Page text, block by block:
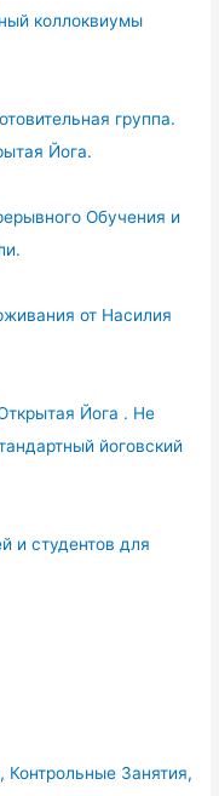
коллоквиумы
группа.
Йога.
Обучения и
от Насилия
Йога . Не
йоговский
и студентов для
Занятия,